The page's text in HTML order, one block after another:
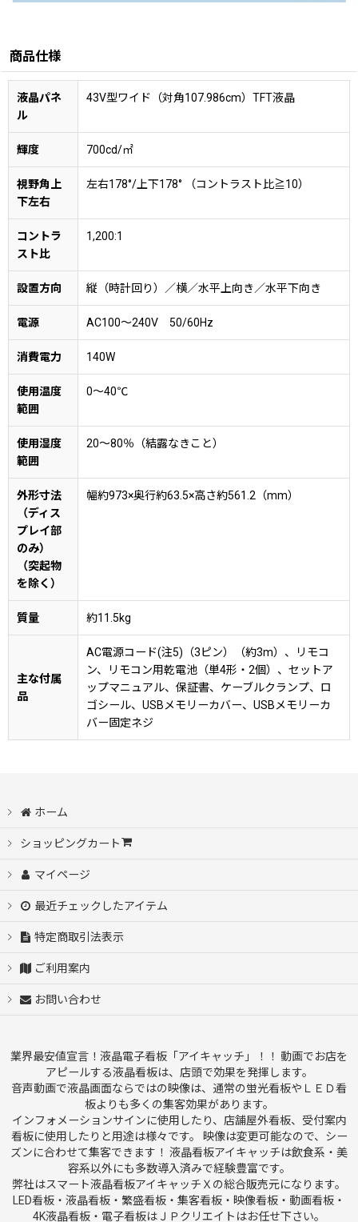
商品仕様
液晶パネ
ル
43V型ワイド（対角107.986cm）TFT液晶
輝度 700cd/㎡
視野角上
下左右
左右178°/上下178° （コントラスト比≧10）
コントラ
スト比
1,200:1
設置方向 縦（時計回り）／横／水平上向き／水平下向き
電源 AC100〜240V 50/60Hz
消費電力 140W
使用温度
範囲
0〜40℃
使用湿度
範囲
20〜80％（結露なきこと）
外形寸法
（ディス
プレイ部
のみ）
（突起物
を除く）
幅約973×奥行約63.5×高さ約561.2（mm）
質量 約11.5kg
主な付属
品
AC電源コード(注5)（3ピン）（約3m）、リモコ
ン、リモコン用乾電池（単4形・2個）、セットア
ップマニュアル、保証書、ケーブルクランプ、ロ
ゴシール、USBメモリーカバー、USBメモリーカ
バー固定ネジ
ホーム
ショッピングカート
マイページ
最近チェックしたアイテム
特定商取引法表示
ご利用案内
お問い合わせ
業界最安値宣言！液晶電子看板「アイキャッチ」！！ 動画でお店を
アピールする液晶看板は、店頭で効果を発揮します。
音声動画で液晶画面ならではの映像は、通常の蛍光看板やＬＥＤ看
板よりも多くの集客効果があります。
インフォメーションサインに使用したり、店舗屋外看板、受付案内
看板に使用したりと用途は様々です。 映像は変更可能なので、シー
ズンに合わせて集客できます！ 液晶看板アイキャッチは飲食系・美
容系以外にも多数導入済みで経験豊富です。
弊社はスマート液晶看板アイキャッチＸの総合販売元になります。
LED看板・液晶看板・繁盛看板・集客看板・映像看板・動画看板・
4K液晶看板・電子看板はＪＰクリエイトはお任せ下さい。